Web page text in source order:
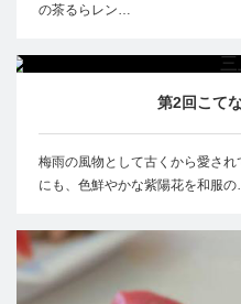
の茶るらレン…
第2回こて
梅雨の風物として古くから愛さ
にも、色鮮やかな紫陽花を和服